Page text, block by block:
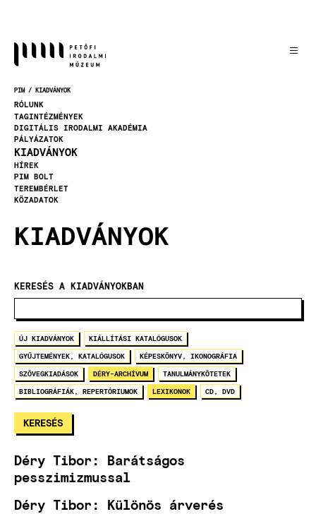
MORZSA
PIM KIADVÁNYOK
RÓLUNK
TAGINTÉZMÉNYEK
DIGITÁLIS IRODALMI AKADÉMIA
PÁLYÁZATOK
KIADVÁNYOK
HÍREK
PIM BOLT
TEREMBÉRLET
KÖZADATOK
KIADVÁNYOK
KERESÉS A KIADVÁNYOKBAN
ÚJ KIADVÁNYOK KIÁLLÍTÁSI KATALÓGUSOK
GYŰJTEMÉNYEK, KATALÓGUSOK KÉPESKÖNYV, IKONOGRÁFIA
SZÖVEGKIADÁSOK DÉRY-ARCHÍVUM TANULMÁNYKÖTETEK
BIBLIOGRÁFIÁK, REPERTÓRIUMOK LEXIKONOK CD, DVD
Déry Tibor: Barátságos
pesszimizmussal
Déry Tibor: Különös árverés